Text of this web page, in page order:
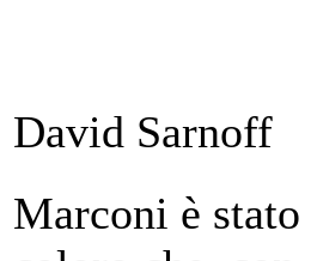
David Sarnoff
Marconi è